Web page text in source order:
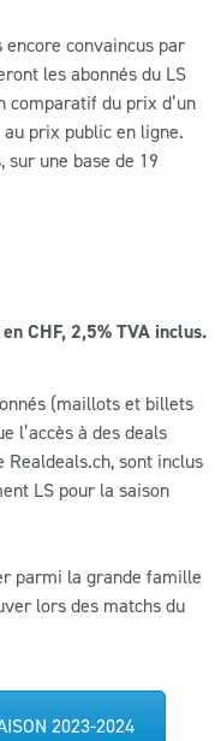
convaincus par
les abonnés du LS
comparatif du prix d’un
prix public en ligne.
une base de 19
CHF, 2,5% TVA inclus.
(maillots et billets
l’accès à des deals
sont inclus
LS pour la saison
parmi la grande famille
lors des matchs du
2023-2024